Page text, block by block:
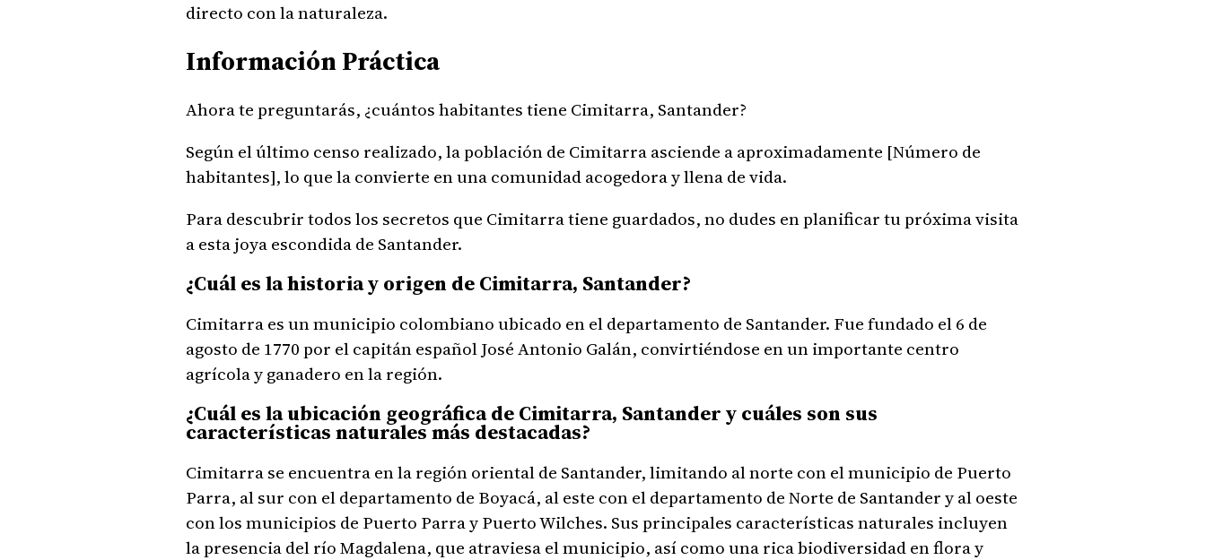
directo con la naturaleza.
Información Práctica
Ahora te preguntarás, ¿cuántos habitantes tiene Cimitarra, Santander?
Según el último censo realizado, la población de Cimitarra asciende a aproximadamente [Número de
habitantes], lo que la convierte en una comunidad acogedora y llena de vida.
Para descubrir todos los secretos que Cimitarra tiene guardados, no dudes en planificar tu próxima visita
a esta joya escondida de Santander.
¿Cuál es la historia y origen de Cimitarra, Santander?
Cimitarra es un municipio colombiano ubicado en el departamento de Santander. Fue fundado el 6 de
agosto de 1770 por el capitán español José Antonio Galán, convirtiéndose en un importante centro
agrícola y ganadero en la región.
¿Cuál es la ubicación geográfica de Cimitarra, Santander y cuáles son sus
características naturales más destacadas?
Cimitarra se encuentra en la región oriental de Santander, limitando al norte con el municipio de Puerto
Parra, al sur con el departamento de Boyacá, al este con el departamento de Norte de Santander y al oeste
con los municipios de Puerto Parra y Puerto Wilches. Sus principales características naturales incluyen
la presencia del río Magdalena, que atraviesa el municipio, así como una rica biodiversidad en flora y